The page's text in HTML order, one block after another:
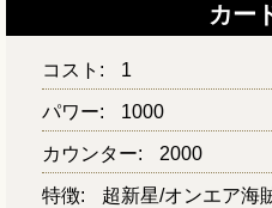
カー
コスト:
1
パワー:
1000
カウンター:
2000
特徴:
超新星/オンエア海